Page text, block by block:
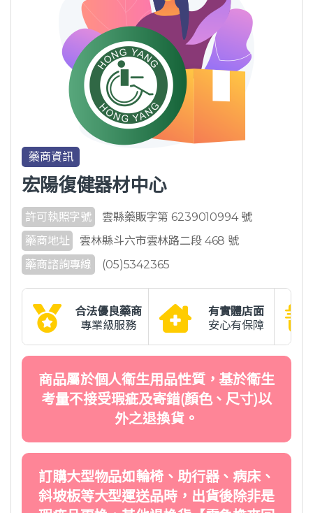
藥商資訊
宏陽復健器材中心
許可執照字號
雲縣藥販字第 6239010994 號
藥商地址
雲林縣斗六市雲林路二段 468 號
藥商諮詢專線
(05)5342365
合法優良藥商
專業級服務
有實體店面
安心有保障
商品屬於個人衛生用品性質，基於衛生
考量不接受瑕疵及寄錯(顏色、尺寸)以
外之退換貨。
訂購大型物品如輪椅、助行器、病床、
斜坡板等大型運送品時，出貨後除非是